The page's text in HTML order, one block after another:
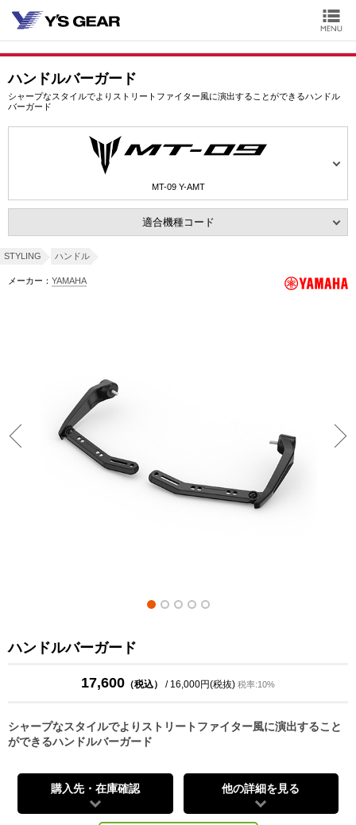
ハンドルバーガード
シャープなスタイルでよりストリートファイター風に演出することができるハンドル
バーガード
MT-09 Y-AMT
適合機種コード
STYLING ハンドル
メーカー： YAMAHA
ハンドルバーガード
17,600 （税込） / 16,000円(税抜) 税率:10%
シャープなスタイルでよりストリートファイター風に演出すること
ができるハンドルバーガード
購入先・在庫確認 他の詳細を見る